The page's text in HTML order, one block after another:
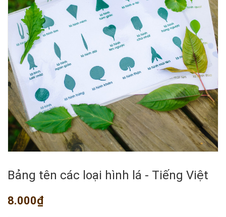
Bảng tên các loại hình lá - Tiếng Việt
8.000₫